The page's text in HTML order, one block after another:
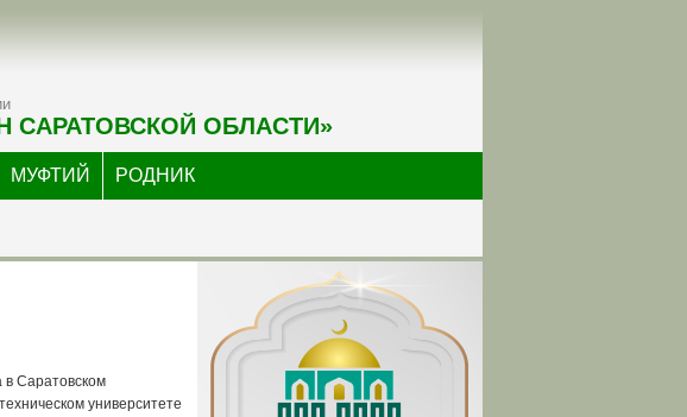
САРАТОВСКОЙ ОБЛАСТИ»
МУФТИЙ РОДНИК
в Саратовском
университете